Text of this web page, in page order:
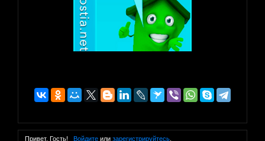
Привет, Гость! Войдитеили зарегистрируйтесь.